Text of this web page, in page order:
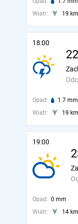
Wiatr:
19
18:00
Opad: 1.7 mm
Wiatr:
19
19:00
Opad: 0 mm
Wiatr:
14